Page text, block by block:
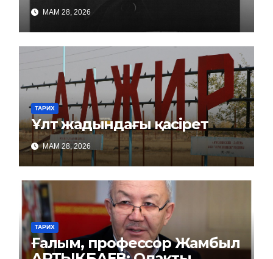
МАМ 28, 2026
ТАРИХ
Ұлт жадындағы қасірет
МАМ 28, 2026
ТАРИХ
Ғалым, профессор Жамбыл